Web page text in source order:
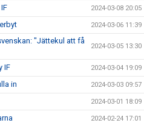
2024-03-08 20:05
2024-03-06 11:39
"Jättekul att få
2024-03-05 13:30
IF 2024-03-04 19:09
in 2024-03-03 09:57
2024-03-01 18:09
2024-02-24 17:01